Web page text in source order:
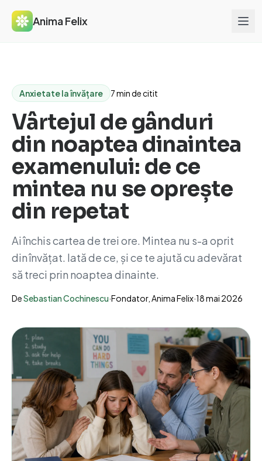
Anima Felix
Anxietate la învățare 7 min de citit
Vârtejul de gânduri
din noaptea dinaintea
examenului: de ce
mintea nu se oprește
din repetat
Ai închis cartea de trei ore. Mintea nu s-a oprit
din învățat. Iată de ce, și ce te ajută cu adevărat
să treci prin noaptea dinainte.
DeSebastian Cochinescu·Fondator, Anima Felix·18 mai 2026